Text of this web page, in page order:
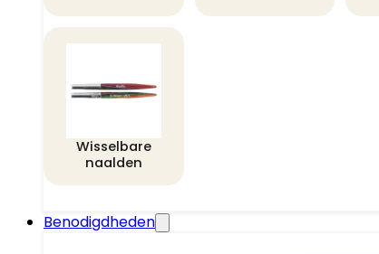
Wisselbare
naalden
Benodigdheden